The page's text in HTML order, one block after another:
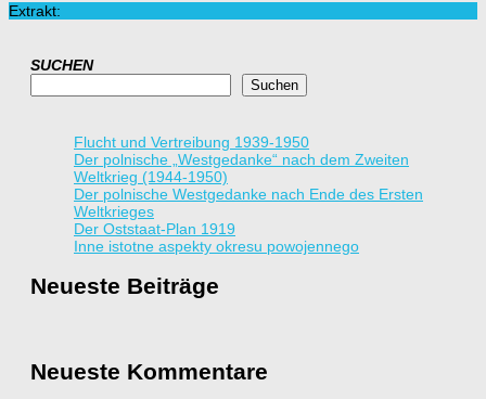
Extrakt:
SUCHEN
Suchen
Flucht und Vertreibung 1939-1950
Der polnische „Westgedanke“ nach dem Zweiten
Weltkrieg (1944-1950)
Der polnische Westgedanke nach Ende des Ersten
Weltkrieges
Der Oststaat-Plan 1919
Inne istotne aspekty okresu powojennego
Neueste Beiträge
Neueste Kommentare